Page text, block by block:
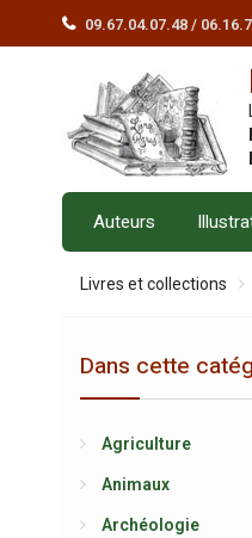
09.67.04.07.48 /
Auteurs
Livres et collections
Dans cette
Agriculture
Animaux
Archéologie